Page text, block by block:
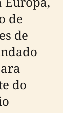
de
de
do